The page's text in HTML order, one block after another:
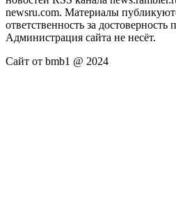
newsru.com. Материалы
ответственность за
Администрация сайта не несёт.
Сайт от bmb1 @ 2024